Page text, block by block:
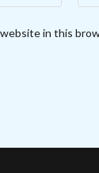
your
website in this